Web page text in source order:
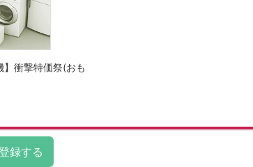
】衝撃特価祭(おも